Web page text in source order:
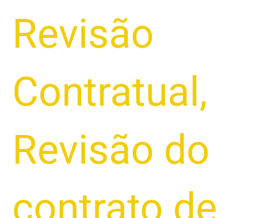
Revisão
Contratual ,
Revisão do
contrato de